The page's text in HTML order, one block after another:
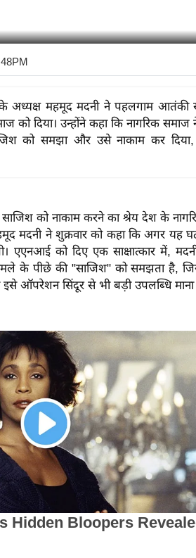
अध्यक्ष महमूद मदनी ने पहलगाम आतंकी
को दिया। उन्होंने कहा कि नागरिक
को समझा और उसे नाकाम कर
को नाकाम करने का श्रेय देश के
मदनी ने शुक्रवार को कहा कि अगर यह
एएनआई को दिए एक साक्षात्कार में,
के पीछे की "साजिश" को समझता है,
इसे ऑपरेशन सिंदूर से भी बड़ी उपलब्धि